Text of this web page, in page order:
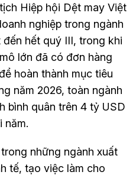
Hiệp hội Dệt may Việt
nghiệp trong ngành
hết quý III, trong khi
lớn đã có đơn hàng
hoàn thành mục tiêu
năm 2026, toàn ngành
bình quân trên 4 tỷ USD
năm.
những ngành xuất
tế, tạo việc làm cho